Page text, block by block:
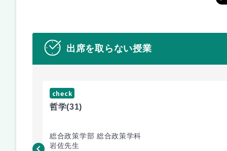
出席を取らない授業
check
哲学(31)
総合政策学部 総合政策学科
岩佐先生